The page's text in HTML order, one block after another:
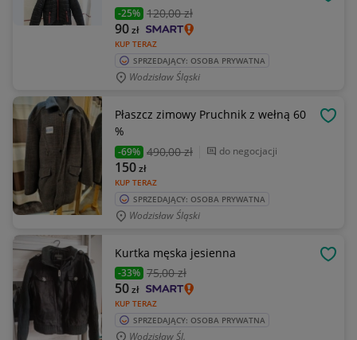
-25% 120,00 zł
KUP TERAZ
90zł
SPRZEDAJĄCY: OSOBA PRYWATNA
Wodzisław Śląski
Płaszcz zimowy Pruchnik z wełną 60
%
-69% 490,00 zł do negocjacji
KUP TERAZ
150zł
SPRZEDAJĄCY: OSOBA PRYWATNA
Wodzisław Śląski
Kurtka męska jesienna
-33% 75,00 zł
KUP TERAZ
50zł
SPRZEDAJĄCY: OSOBA PRYWATNA
Wodzisław Śl.